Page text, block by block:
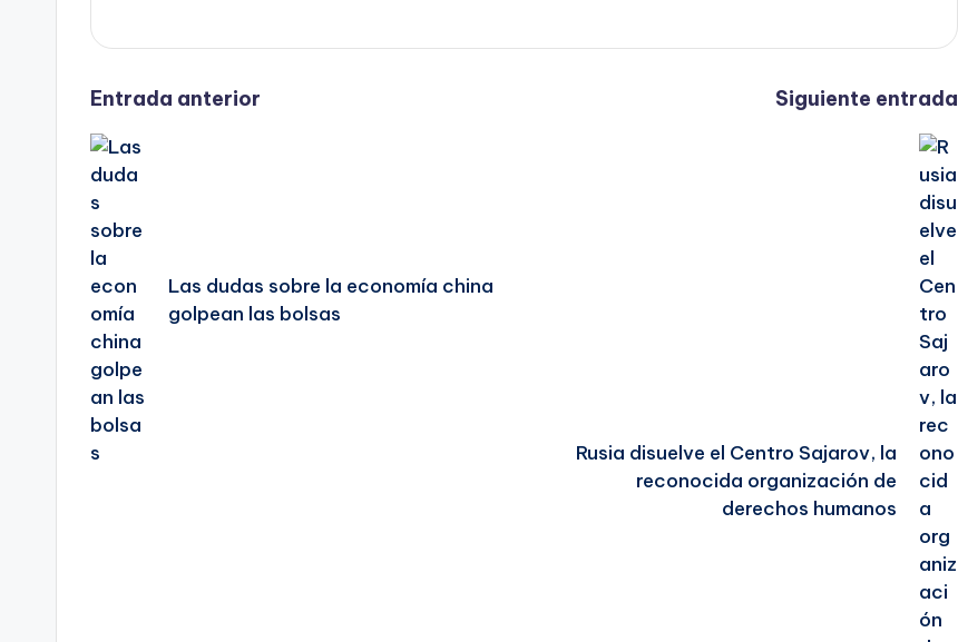
Navegación
de
entradas
Entrada anterior
Las dudas sobre la economía china
golpean las bolsas
Siguiente entrada
Rusia disuelve el Centro Sajarov, la
reconocida organización de
derechos humanos